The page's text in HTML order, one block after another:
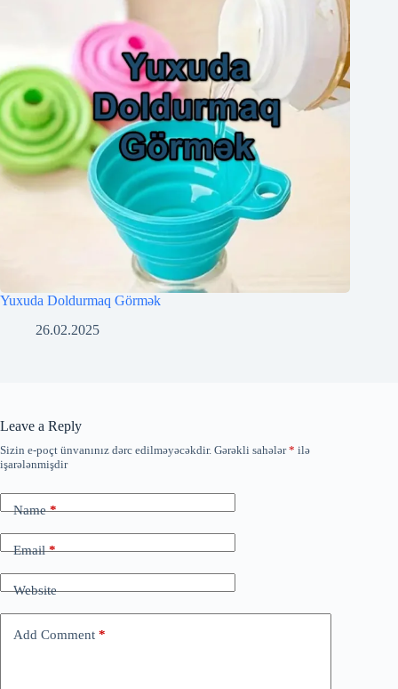
Yuxuda Doldurmaq Görmək
26.02.2025
Leave a Reply
Sizin e-poçt ünvanınız dərc edilməyəcəkdir. Gərəkli sahələr* ilə
işarələnmişdir
Name*
Email*
Website
Add Comment *